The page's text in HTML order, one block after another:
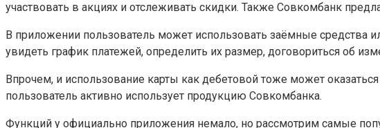
участвовать в акциях и отслеживать скидки. Также Совкомбанк
В приложении пользователь может использовать заёмные средства
увидеть график платежей, определить их размер, договориться об
Впрочем, и использование карты как дебетовой тоже может
пользователь активно использует продукцию Совкомбанка.
Функций у официально приложения немало, но рассмотрим самые